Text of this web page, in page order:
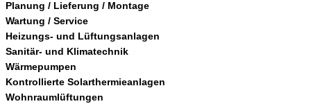
Planung / Lieferung / Montage
Wartung / Service
Heizungs- und Lüftungsanlagen
Sanitär- und Klimatechnik
Wärmepumpen
Kontrollierte Solarthermieanlagen
Wohnraumlüftungen